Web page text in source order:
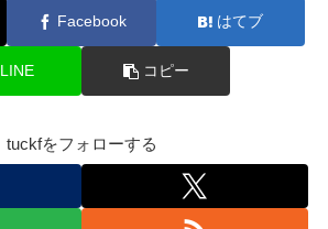
Facebook はてブ
LINE コピー
tuckfをフォローする